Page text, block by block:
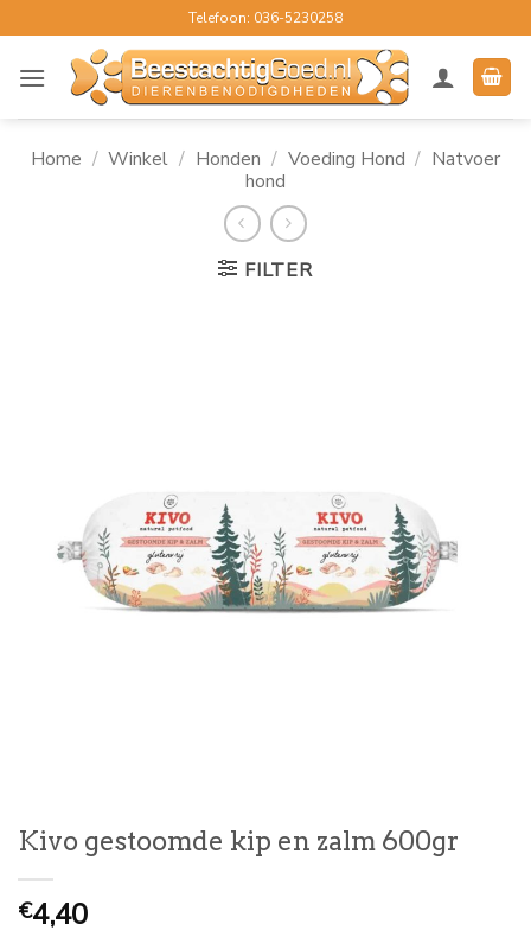
naar
inhoud
Telefoon: 036-5230258
Home / Winkel / Honden / Voeding Hond / Natvoer
hond
FILTER
Kivo gestoomde kip en zalm 600gr
€4,40